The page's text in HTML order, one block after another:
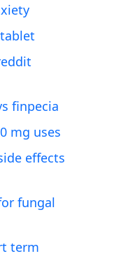
finpecia
mg uses
effects
fungal
term